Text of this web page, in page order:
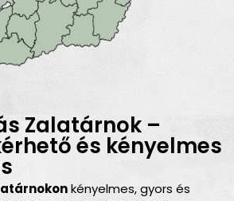
Zalatárnok –
és kényelmes
kényelmes, gyors és